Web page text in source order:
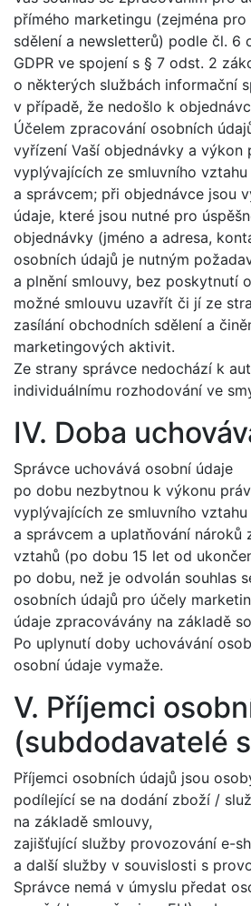
přímého marketingu (zejména
sdělení a newsletterů) podle čl. 6
GDPR ve spojení s § 7 odst. 2
o některých službách informační
v případě, že nedošlo k
Účelem zpracování osobních
vyřízení Vaší objednávky a výkon
vyplývajících ze smluvního vztahu
a správcem; při objednávce jsou
údaje, které jsou nutné pro
objednávky (jméno a adresa,
osobních údajů je nutným
a plnění smlouvy, bez poskytnutí
možné smlouvu uzavřít či jí ze
zasílání obchodních sdělení a
marketingových aktivit.
Ze strany správce nedochází k
individuálnímu rozhodování ve
IV. Doba
Správce uchovává osobní údaje
po dobu nezbytnou k výkonu
vyplývajících ze smluvního vztahu
a správcem a uplatňování nároků
vztahů (po dobu 15 let od
po dobu, než je odvolán souhlas
osobních údajů pro účely
údaje zpracovávány na základě
Po uplynutí doby uchovávání
osobní údaje vymaže.
V. Příjemci
(subdodavatelé
Příjemci osobních údajů jsou
podílející se na dodání zboží /
na základě smlouvy,
zajišťující služby provozování e-
a další služby v souvislosti s
Správce nemá v úmyslu předat